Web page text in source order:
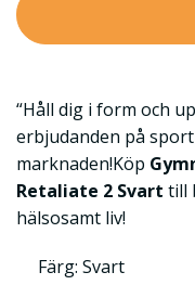
“Håll dig i form och
erbjudanden på
marknaden!Köp
Retaliate 2 Svart till
hälsosamt liv!
Färg: Svart